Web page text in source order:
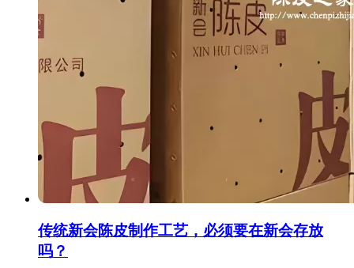
传统新会陈皮制作工艺，必须要在新会存放
吗？